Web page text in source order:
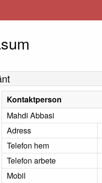
Kontaktperson
Mahdi Abbasi
Adress
Telefon hem
Telefon arbete
Mobil